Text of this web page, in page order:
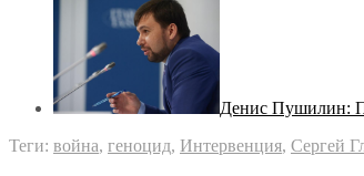
Денис Пушилин:
Теги: война, геноцид, Интервенция, Сергей